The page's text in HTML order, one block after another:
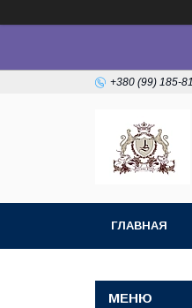
+380 (99) 185-
ГЛАВНАЯ